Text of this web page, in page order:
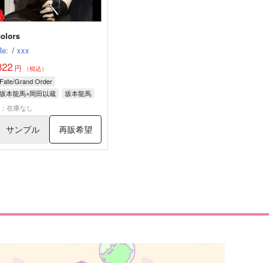
/ xxx
円 （税込）
Fate/Grand Order
坂本龍馬×岡田以蔵
坂本龍馬
岡田以蔵
在庫なし
サンプル 再販希望